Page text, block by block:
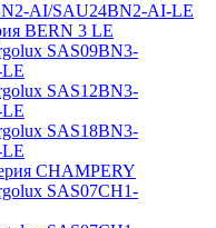
AI/SAU24BN2-AI-LE
BERN 3 LE
SAS09BN3-
SAS12BN3-
SAS18BN3-
CHAMPERY
SAS07CH1-